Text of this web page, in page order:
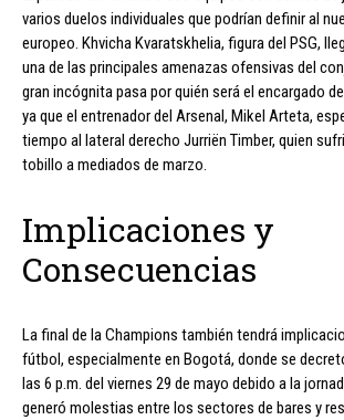
varios duelos individuales que podrían definir al
europeo. Khvicha Kvaratskhelia, figura del PSG,
una de las principales amenazas ofensivas del
gran incógnita pasa por quién será el encargado
ya que el entrenador del Arsenal, Mikel Arteta,
tiempo al lateral derecho Jurriën Timber, quien
tobillo a mediados de marzo.
Implicaciones y
Consecuencias
La final de la Champions también tendrá
fútbol, especialmente en Bogotá, donde se
las 6 p.m. del viernes 29 de mayo debido a la
generó molestias entre los sectores de bares y